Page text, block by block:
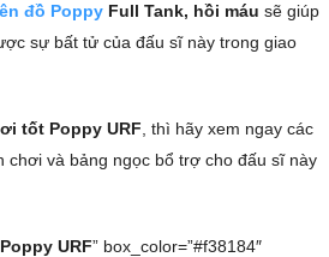
đồ Poppy Full Tank, hồi máu sẽ giúp
sự bất tử của đấu sĩ này trong giao
tốt Poppy URF , thì hãy xem ngay các
chơi và bảng ngọc bổ trợ cho đấu sĩ này
URF” box_color=”#f38184″